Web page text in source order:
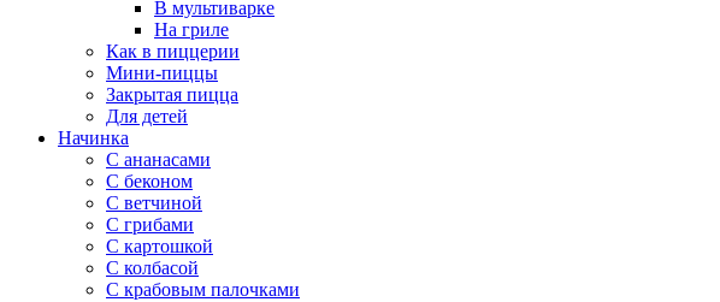
В мультиварке
На гриле
Как в пиццерии
Мини-пиццы
Закрытая пицца
Для детей
Начинка
С ананасами
С беконом
С ветчиной
С грибами
С картошкой
С колбасой
С крабовым палочками